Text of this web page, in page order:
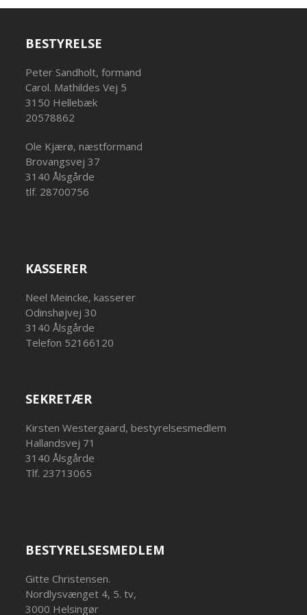
BESTYRELSE
Peter Sandholt, formand
Carol. Mathildes Vej 5
3150 Hellebæk
20578862
Ole Kjærø, næstformand
Brovangsvej 37
3140 Ålsgårde
tlf. 28700756
KASSERER
Neel Meincke, kasserer
Odinshøjvej 30
3140 Ålsgårde
Telefon 52166120
SEKRETÆR
Kirsten Westergaard, bestyrelsesmedlem
Hallandsvej 71
3140 Ålsgårde
Tlf. 23713065
BESTYRELSESMEDLEM
Gitte Christensen.
Nordlysvænget 4, 5. tv,
3000 Helsingør